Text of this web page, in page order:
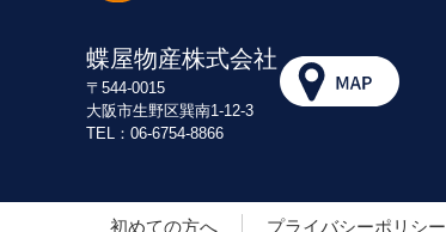
蝶屋物産株式会社
〒544-0015
大阪市生野区巽南1-12-3
TEL：06-6754-8866
初めての方へ プライバシーポリシー